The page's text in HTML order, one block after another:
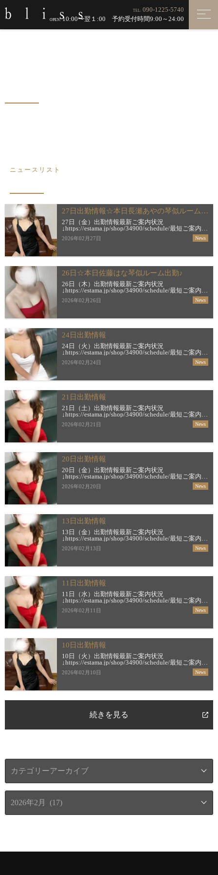
TEL: 090-1225-5740
OPEN:10:00〜翌１:00 予約受付時間9:00～24:00
ニュースリスト
27日出勤情報☆本日長瀬あやの琴似ルーム出勤
27日（金）出勤情報最新ご案内状況
↓https://estama.jp/shop/34900/schedule/最短ご案内時
間＆お店からの新着メッセージ
↓https://estama.jp/shop/34900/【琴似】 […]
2026年02月27日 News
26日☆本日佐藤はな琴似ルーム出勤♪
26日（木）出勤情報最新ご案内状況
↓https://estama.jp/shop/34900/schedule/最短ご案内時
間＆お店からの新着メッセージ
↓https://estama.jp/shop/34900/【琴似】 […]
2026年02月26日 News
24日出勤情報
24日（火）出勤情報最新ご案内状況
↓https://estama.jp/shop/34900/schedule/最短ご案内時
間＆お店からの新着メッセージ
↓https://estama.jp/shop/34900/【すすき […]
2026年02月24日 News
21日出勤情報
21日（土）出勤情報最新ご案内状況
↓https://estama.jp/shop/34900/schedule/最短ご案内時
間＆お店からの新着メッセージ
↓https://estama.jp/shop/34900/【すすき […]
2026年02月21日 News
20日出勤情報
20日（金）出勤情報最新ご案内状況
↓https://estama.jp/shop/34900/schedule/最短ご案内時
間＆お店からの新着メッセージ
↓https://estama.jp/shop/34900/【すすき […]
2026年02月20日 News
13日出勤情報
13日（金）出勤情報最新ご案内状況
↓https://estama.jp/shop/34900/schedule/最短ご案内時
間＆お店からの新着メッセージ
↓https://estama.jp/shop/34900/【すすき […]
2026年02月13日 News
11日出勤情報
11日（水）出勤情報最新ご案内状況
↓https://estama.jp/shop/34900/schedule/最短ご案内時
間＆お店からの新着メッセージ
↓https://estama.jp/shop/34900/【すすき […]
2026年02月11日 News
10日出勤情報
10日（火）出勤情報最新ご案内状況
↓https://estama.jp/shop/34900/schedule/最短ご案内時
間＆お店からの新着メッセージ
↓https://estama.jp/shop/34900/【すすき […]
2026年02月10日 News
続きを見る